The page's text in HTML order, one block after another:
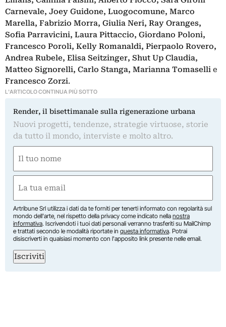
Carnevale, Joey Guidone, Luogocomune, Marco
Marella, Fabrizio Morra, Giulia Neri, Ray Oranges,
Sofia Parravicini, Laura Pittaccio, Giordano Poloni,
Francesco Poroli, Kelly Romanaldi, Pierpaolo Rovero,
Andrea Rubele, Elisa Seitzinger, Shut Up Claudia,
Matteo Signorelli, Carlo Stanga, Marianna Tomaselli e
Francesco Zorzi.
L'ARTICOLO CONTINUA PIÙ SOTTO
Render, il bisettimanale sulla rigenerazione urbana
Nuovi progetti, tendenze, strategie virtuose, storie
da tutto il mondo, interviste e molto altro.
(Required)
First
(Required)
Artribune Srl utilizza i dati da te forniti per tenerti informato con regolarità sul
mondo dell'arte, nel rispetto della privacy come indicato nella nostra
informativa. Iscrivendoti i tuoi dati personali verranno trasferiti su MailChimp
e trattati secondo le modalità riportate in questa informativa. Potrai
disiscriverti in qualsiasi momento con l'apposito link presente nelle email.
Iscriviti